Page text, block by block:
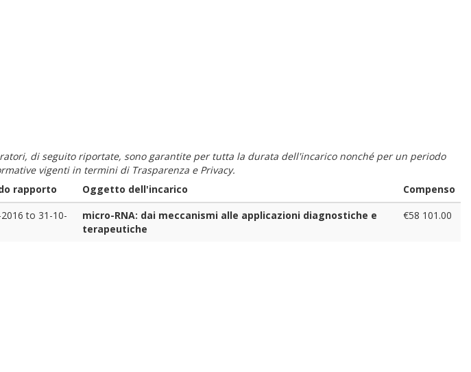
di seguito riportate, sono garantite per tutta la durata dell'incarico nonché per un periodo
vigenti in termini di Trasparenza e Privacy.
rapporto Oggetto dell'incarico
Compenso
to 31-10-
micro-RNA: dai meccanismi alle applicazioni diagnostiche e
terapeutiche
€58 101.00